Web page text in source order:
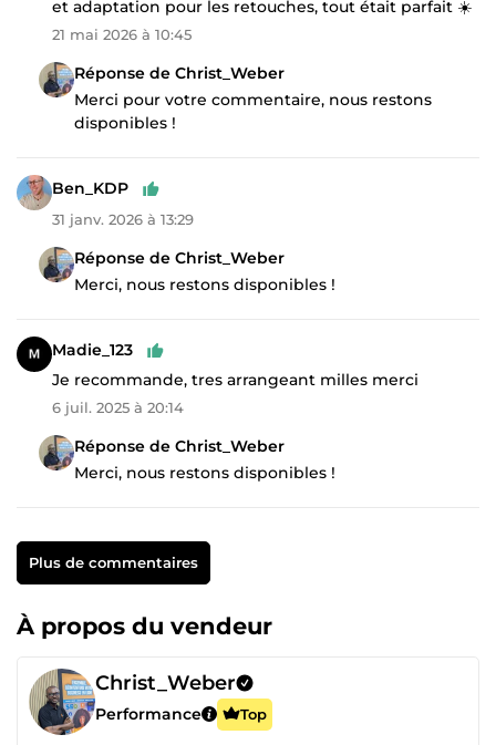
et adaptation pour les retouches, tout était parfait ☀️
21 mai 2026 à 10:45
Réponse de Christ_Weber
Merci pour votre commentaire, nous restons
disponibles !
Ben_KDP
31 janv. 2026 à 13:29
Réponse de Christ_Weber
Merci, nous restons disponibles !
Madie_123
Je recommande, tres arrangeant milles merci
6 juil. 2025 à 20:14
Réponse de Christ_Weber
Merci, nous restons disponibles !
Plus de commentaires
À propos du vendeur
Christ_Weber
Performance Top